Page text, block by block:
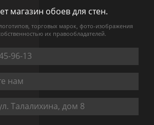
магазин обоев для стен.
торговых марок, фото-изображения
их правообладателей.
96-13
нам
Талалихина, дом 8